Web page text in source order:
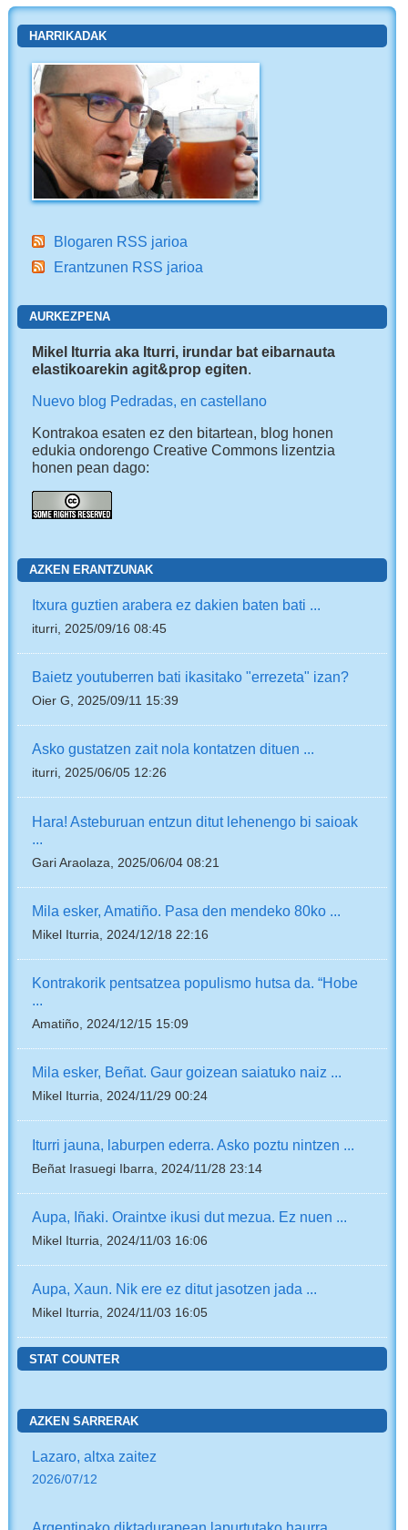
HARRIKADAK
Blogaren RSS jarioa
Erantzunen RSS jarioa
AURKEZPENA
Mikel Iturria aka Iturri, irundar bat eibarnauta
elastikoarekin agit&prop egiten.
Nuevo blog Pedradas, en castellano
Kontrakoa esaten ez den bitartean, blog honen
edukia ondorengo Creative Commons lizentzia
honen pean dago:
AZKEN ERANTZUNAK
Itxura guztien arabera ez dakien baten bati ...
iturri, 2025/09/16 08:45
Baietz youtuberren bati ikasitako "errezeta" izan?
Oier G, 2025/09/11 15:39
Asko gustatzen zait nola kontatzen dituen ...
iturri, 2025/06/05 12:26
Hara! Asteburuan entzun ditut lehenengo bi saioak
...
Gari Araolaza, 2025/06/04 08:21
Mila esker, Amatiño. Pasa den mendeko 80ko ...
Mikel Iturria, 2024/12/18 22:16
Kontrakorik pentsatzea populismo hutsa da. “Hobe
...
Amatiño, 2024/12/15 15:09
Mila esker, Beñat. Gaur goizean saiatuko naiz ...
Mikel Iturria, 2024/11/29 00:24
Iturri jauna, laburpen ederra. Asko poztu nintzen ...
Beñat Irasuegi Ibarra, 2024/11/28 23:14
Aupa, Iñaki. Oraintxe ikusi dut mezua. Ez nuen ...
Mikel Iturria, 2024/11/03 16:06
Aupa, Xaun. Nik ere ez ditut jasotzen jada ...
Mikel Iturria, 2024/11/03 16:05
STAT COUNTER
AZKEN SARRERAK
Lazaro, altxa zaitez
2026/07/12